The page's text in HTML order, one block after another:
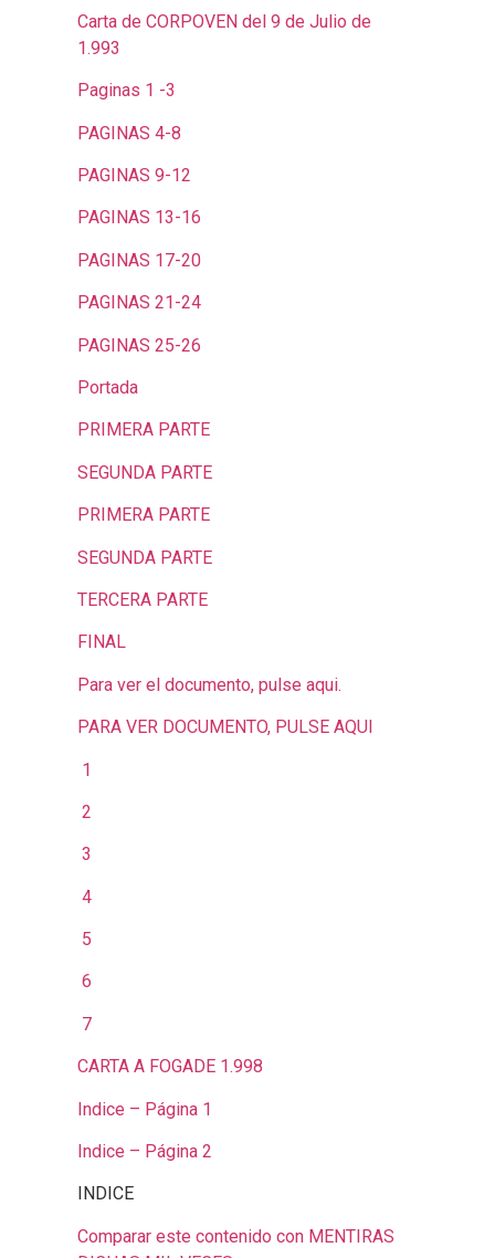
Carta de CORPOVEN del 9 de Julio de
1.993
Paginas 1 -3
PAGINAS 4-8
PAGINAS 9-12
PAGINAS 13-16
PAGINAS 17-20
PAGINAS 21-24
PAGINAS 25-26
Portada
PRIMERA PARTE
SEGUNDA PARTE
PRIMERA PARTE
SEGUNDA PARTE
TERCERA PARTE
FINAL
Para ver el documento, pulse aqui.
PARA VER DOCUMENTO, PULSE AQUI
1
2
3
4
5
6
7
CARTA A FOGADE 1.998
Indice – Página 1
Indice – Página 2
INDICE
Comparar este contenido con MENTIRAS